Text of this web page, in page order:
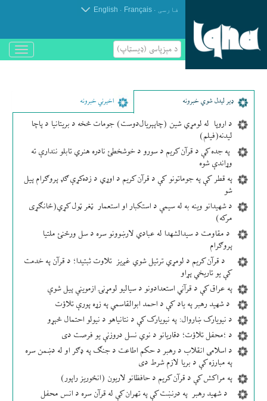
فارسی .
Français
.
English
د مېزپاسى (ډیسټاپ)
باز
و
ډير لیدل شوي خبرونه اخیرني خبرونه
د اروپا له لومړي شین (چاپېریال‌دوست) جومات څخه د بریتانیا د پاچا
لیدنه(فیلم)
په جده کې د قرآن کریم د سورو د خوشخطئ نادره هنري تابلو نندارې ته
وړاندې شوه
په قطر کې په جوماتونو کې د قرآن کریم د اوړي د زده‌کړې ګډ پروګرام پیل
شو
د شهیدانو وینه به له سیمې د استکبار او استعمار ټغر ټول کړي(ځانګړی
مرکه)
د مقاومت د سیدالشهدا له عبادي لارښوونو سره د سل ورځنئ ملتیا
پروګرام
د قرآن کریم د لومړي ترتیل شوي غږیز تلاوت ثبتیدا؛ د قرآن په خدمت
کې یو تاریخي پړاو
په عراق کې د قرآني استعدادونو د سیالیو لومړنۍ ازموینې پیل شوې
د شهید رهبر په یاد کې د احمد ابوالقاسمي په زړه پورې تلاؤت
د نیویارک ښاروال: په نیویارک کې د نتانیاهو د نیولو احتمال څېړو
د ؛محفل تلاؤت؛ دقاریانو د نوي نسل دروزنې یو فرصت دی
د اسلامی انقلاب د رهبر د حکم اطاعت د جنګ په ډګر او له دښمن سره
په مبارزه کې د بریا لازم شرط دی
په مراکش کې د قرآن کریم د حافظانو لاریون (انځوریز راپور)
د شهید رهبر په درنښت کې په تهران کې له قرآن سره د انس محفل